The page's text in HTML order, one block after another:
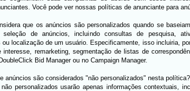
Você pode ver nossas políticas de anunciante para
que os anúncios são personalizados quando se
seleção de anúncios, incluindo consultas de pesquisa,
ou localização de um usuário. Especificamente, isso incluiria,
interesse, remarketing, segmentação de listas de
Bid Manager ou no Campaign Manager.
anúncios são considerados "não personalizados" nesta política?
personalizados usarão apenas informações contextuais,